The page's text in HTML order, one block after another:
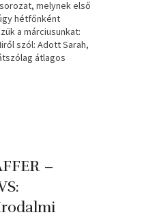
melynek első
hétfőnként
a márciusunkat:
szól: Adott Sarah,
átlagos
–